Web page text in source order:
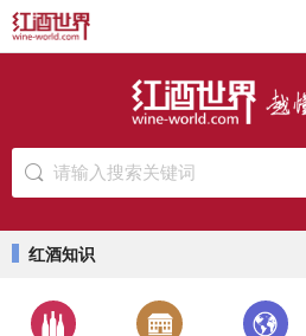
请输入搜索关键词
红酒知识